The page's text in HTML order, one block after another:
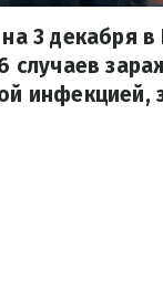
3 декабря в
случаев
инфекцией,